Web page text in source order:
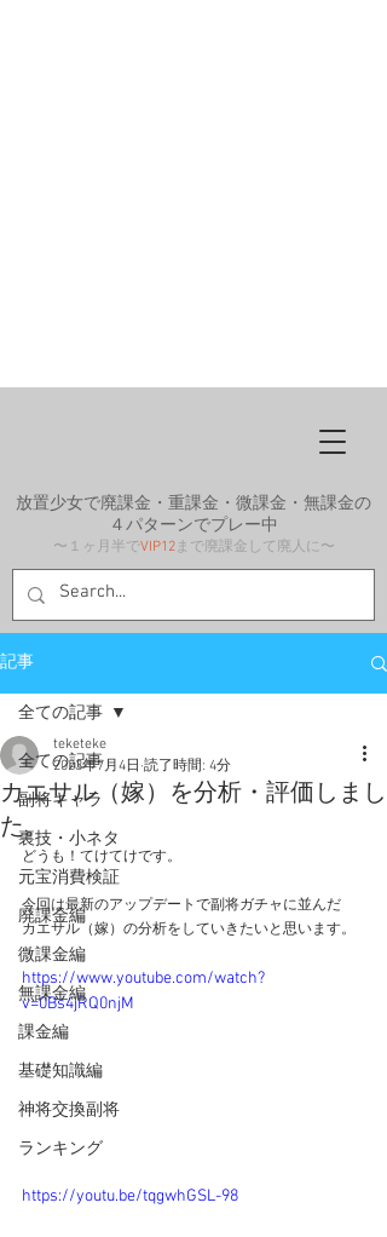
放置少女で廃課金・重課金・微課金・無課金の
４パターンでプレー中
〜１ヶ月半でVIP12まで廃課金して廃人に〜
記事
全ての記事
副将キャラ
裏技・小ネタ
元宝消費検証
廃課金編
微課金編
無課金編
課金編
基礎知識編
神将交換副将
ランキング
全ての記事
カエサル（嫁）を分析・評価しまし
た。
teketeke
2023年7月4日 読了時間: 4分
どうも！てけてけです。
今回は最新のアップデートで副将ガチャに並んだ
カエサル（嫁）の分析をしていきたいと思います。
https://www.youtube.com/watch?
v=0Bs4jRQ0njM
https://youtu.be/tqgwhGSL-98